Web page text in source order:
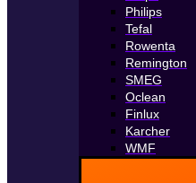
Philips
Tefal
Rowenta
Remington
SMEG
Oclean
Finlux
Karcher
WMF